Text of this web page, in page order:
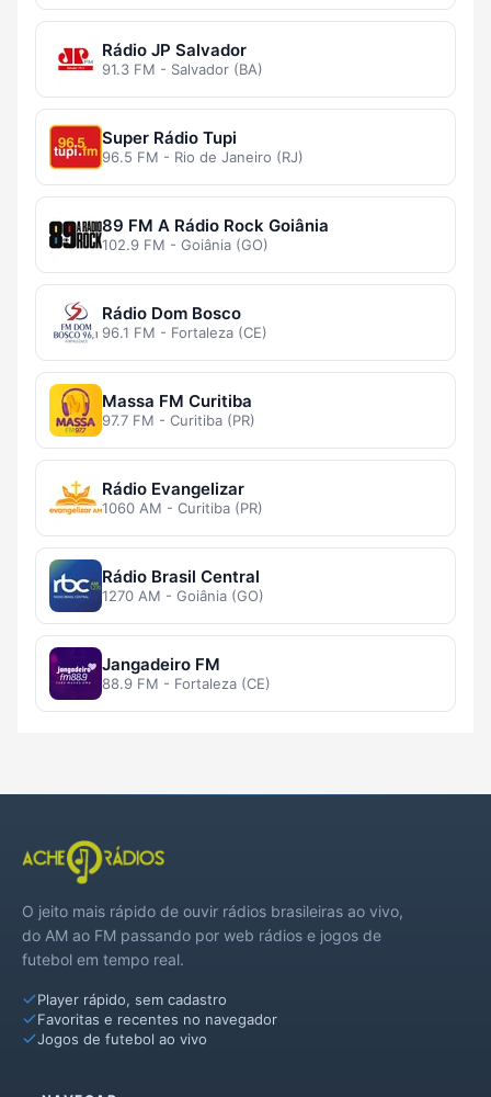
Rádio JP Salvador
91.3 FM - Salvador (BA)
Super Rádio Tupi
96.5 FM - Rio de Janeiro (RJ)
89 FM A Rádio Rock Goiânia
102.9 FM - Goiânia (GO)
Rádio Dom Bosco
96.1 FM - Fortaleza (CE)
Massa FM Curitiba
97.7 FM - Curitiba (PR)
Rádio Evangelizar
1060 AM - Curitiba (PR)
Rádio Brasil Central
1270 AM - Goiânia (GO)
Jangadeiro FM
88.9 FM - Fortaleza (CE)
O jeito mais rápido de ouvir rádios brasileiras ao vivo,
do AM ao FM passando por web rádios e jogos de
futebol em tempo real.
Player rápido, sem cadastro
Favoritas e recentes no navegador
Jogos de futebol ao vivo